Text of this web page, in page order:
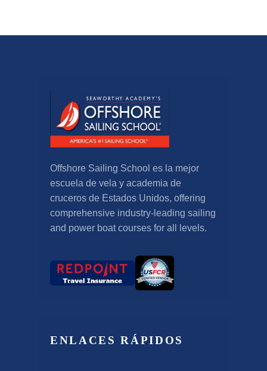
Offshore Sailing School es la mejor
escuela de vela y academia de
cruceros de Estados Unidos, offering
comprehensive industry-leading sailing
and power boat courses for all levels.
ENLACES RÁPIDOS